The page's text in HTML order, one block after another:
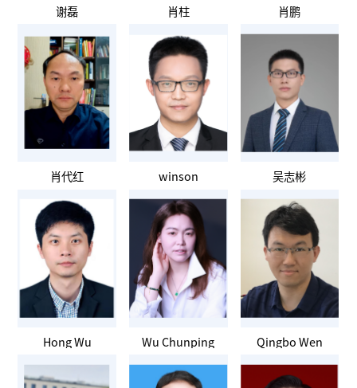
谢磊 肖柱 肖鹏
肖代红 winson 吴志彬
Hong Wu Wu Chunping Qingbo Wen